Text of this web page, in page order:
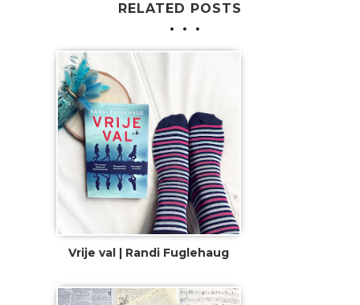
RELATED POSTS
Vrije val | Randi Fuglehaug